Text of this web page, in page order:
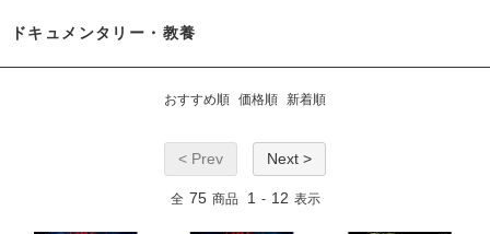
ドキュメンタリー・教養
おすすめ順 価格順 新着順
< Prev Next >
全 75 商品 1 - 12 表示